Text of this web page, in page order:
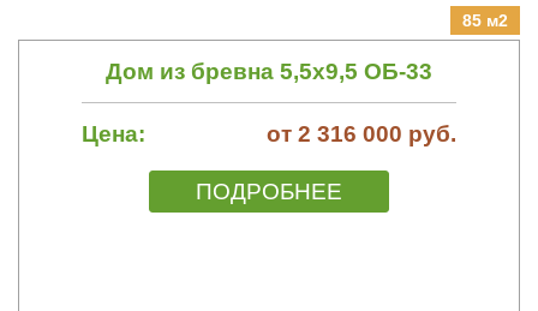
85 м2
Дом из бревна 5,5х9,5 ОБ-33
Цена: от 2 316 000 руб.
ПОДРОБНЕЕ